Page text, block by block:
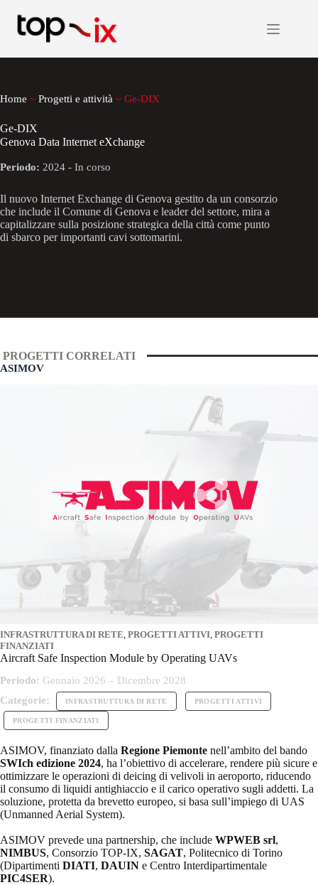
contenuto
Home ~ Progetti e attività ~ Ge-DIX
Ge-DIX
Genova Data Internet eXchange
Periodo: 2024 - In corso
Il nuovo Internet Exchange di Genova gestito da un consorzio
che include il Comune di Genova e leader del settore, mira a
capitalizzare sulla posizione strategica della città come punto
di sbarco per importanti cavi sottomarini.
PROGETTI CORRELATI
ASIMOV
INFRASTRUTTURA DI RETE PROGETTI ATTIVI PROGETTI
FINANZIATI
Aircraft Safe Inspection Module by Operating UAVs
Periodo: Gennaio 2026 – Dicembre 2028
Categorie:
INFRASTRUTTURA DI RETE PROGETTI ATTIVI
PROGETTI FINANZIATI
ASIMOV, finanziato dalla Regione Piemonte nell’ambito del bando
SWIch edizione 2024, ha l’obiettivo di accelerare, rendere più sicure e
ottimizzare le operazioni di deicing di velivoli in aeroporto, riducendo
il consumo di liquidi antighiaccio e il carico operativo sugli addetti. La
soluzione, protetta da brevetto europeo, si basa sull’impiego di UAS
(Unmanned Aerial System).
ASIMOV prevede una partnership, che include WPWEB srl,
NIMBUS, Consorzio TOP-IX, SAGAT, Politecnico di Torino
(Dipartimenti DIATI, DAUIN e Centro Interdipartimentale
PIC4SER).